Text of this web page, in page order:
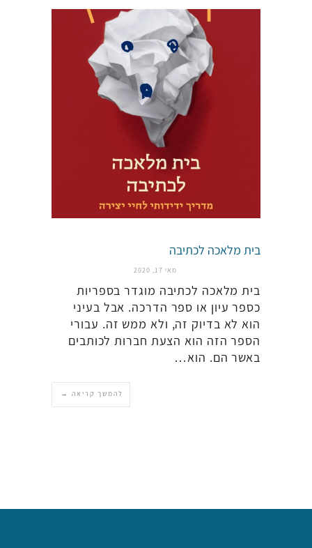
בית מלאכה לכתיבה
מאי 17, 2020
בית מלאכה לכתיבה מוגדר בספריות
כספר עיון או ספר הדרכה. אבל בעיני
הוא לא בדיוק זה, ולא ממש זה. עבורי
הספר הזה הוא הצעת חברות לכותבים
באשר הם. הוא…
להמשך קריאה →